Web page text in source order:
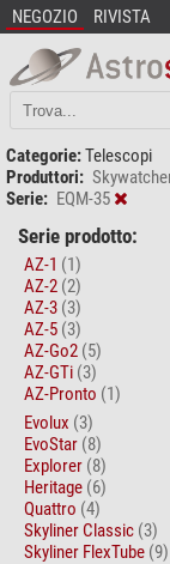
NEGOZIO RIVISTA
Categorie:Telescopi
Produttori:
Serie: EQM-35
Serie prodotto:
AZ-1 (1)
AZ-2 (2)
AZ-3 (3)
AZ-5 (3)
AZ-Go2 (5)
AZ-GTi (3)
AZ-Pronto (1)
Evolux (3)
EvoStar (8)
Explorer (8)
Heritage (6)
Quattro (4)
Skyliner Classic (3)
Skyliner FlexTube (9)